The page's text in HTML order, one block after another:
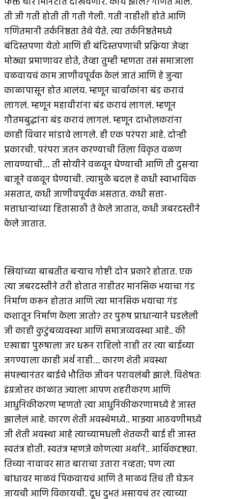
ती जी गती होती ती गती गेली. गती नाहीशी होते आणि
गणितमानी तर्कनिष्ठता तेथे येते. त्या तर्कनिष्ठतेमध्ये
बंदिस्तपणा येतो आणि ही बंदिस्तपणाची प्रक्रिया जेव्हा
मोठ्या प्रमाणावर होते, तेव्हा तुम्ही म्हणता तसं समाजाला
वळवायचं काम जाणीवपूर्वक केलं जातं आणि हे जुन्या
काळापासून होत आलंय. म्हणून चार्वाकांना बंड करावं
लागलं. म्हणून महावीरांना बंड करावं लागलं. म्हणून
गौतमबुद्धांना बंड करावं लागलं. म्हणून दाभोलकरांना
काही विचार मांडावे लागले. ही एक परंपरा आहे. दोन्ही
प्रकारची. परंपरा जतन करण्याची तिला विकृत वळण
लावण्याची… ती सोयीने वळवून घेण्याची आणि ती दुसर्‍या
बाजूने वळवून घेण्याची. त्यामुळे बदल हे कधी स्वाभाविक
असतात, कधी जाणीवपूर्वक असतात. कधी सत्ता-
मत्ताधार्‍यांच्या हितासाठी ते केले जातात, कधी जबरदस्तीने
केले जातात.
स्त्रियांच्या बाबतीत बर्‍याच गोष्टी दोन प्रकारे होतात. एक
त्या जबरदस्तीने तरी होतात नाहीतर मानसिक भयाचा गंड
निर्माण करून होतात आणि त्या मानसिक भयाचा गंड
कशातून निर्माण केला जातो? तर पुरुष प्राधान्याने घडलेली
जी काही कुटुंबव्यवस्था आणि समाजव्यवस्था आहे.. की
एखाद्या पुरुषाला जर धरून राहिलो नाही तर त्या बाईच्या
जगण्याला काही अर्थ नाही… कारण शेती अवस्था
संपल्यानंतर बाईचे भौतिक जीवन परावलंबी झाले. विशेषतः
इंग्रजोत्तर काळात ज्याला आपण शहरीकरण आणि
आधुनिकीकरण म्हणतो त्या आधुनिकीकरणामध्ये हे जास्त
झालेलं आहे. कारण शेती अवस्थेमध्ये.. माझ्या आठवणीमध्ये
जी शेती अवस्था आहे त्याच्यामधली शेतकरी बाई ही जास्त
स्वतंत्र होती. स्वतंत्र म्हणजे कोणत्या अर्थाने.. आर्थिकदृष्ट्या.
तिच्या नावावर सात बाराचा उतारा नव्हता; पण त्या
बांधावर माळवं पिकवायचं आणि ते माळवं तिचं ती घेऊन
जायची आणि विकायची. दूध दुभतं असायचं तर त्याच्या